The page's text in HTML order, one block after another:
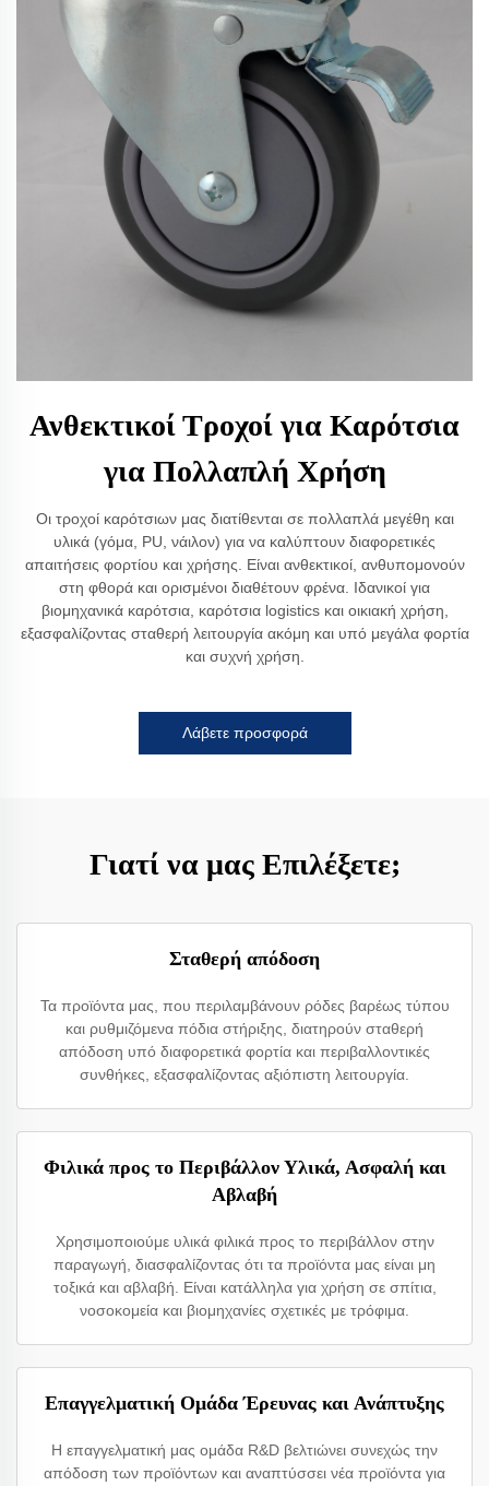
Ανθεκτικοί Τροχοί για Καρότσια
για Πολλαπλή Χρήση
Οι τροχοί καρότσιων μας διατίθενται σε πολλαπλά μεγέθη και
υλικά (γόμα, PU, νάιλον) για να καλύπτουν διαφορετικές
απαιτήσεις φορτίου και χρήσης. Είναι ανθεκτικοί, ανθυπομονούν
στη φθορά και ορισμένοι διαθέτουν φρένα. Ιδανικοί για
βιομηχανικά καρότσια, καρότσια logistics και οικιακή χρήση,
εξασφαλίζοντας σταθερή λειτουργία ακόμη και υπό μεγάλα φορτία
και συχνή χρήση.
Λάβετε προσφορά
Γιατί να μας Επιλέξετε;
Σταθερή απόδοση
Τα προϊόντα μας, που περιλαμβάνουν ρόδες βαρέως τύπου
και ρυθμιζόμενα πόδια στήριξης, διατηρούν σταθερή
απόδοση υπό διαφορετικά φορτία και περιβαλλοντικές
συνθήκες, εξασφαλίζοντας αξιόπιστη λειτουργία.
Φιλικά προς το Περιβάλλον Υλικά, Ασφαλή και
Αβλαβή
Χρησιμοποιούμε υλικά φιλικά προς το περιβάλλον στην
παραγωγή, διασφαλίζοντας ότι τα προϊόντα μας είναι μη
τοξικά και αβλαβή. Είναι κατάλληλα για χρήση σε σπίτια,
νοσοκομεία και βιομηχανίες σχετικές με τρόφιμα.
Επαγγελματική Ομάδα Έρευνας και Ανάπτυξης
Η επαγγελματική μας ομάδα R&D βελτιώνει συνεχώς την
απόδοση των προϊόντων και αναπτύσσει νέα προϊόντα για